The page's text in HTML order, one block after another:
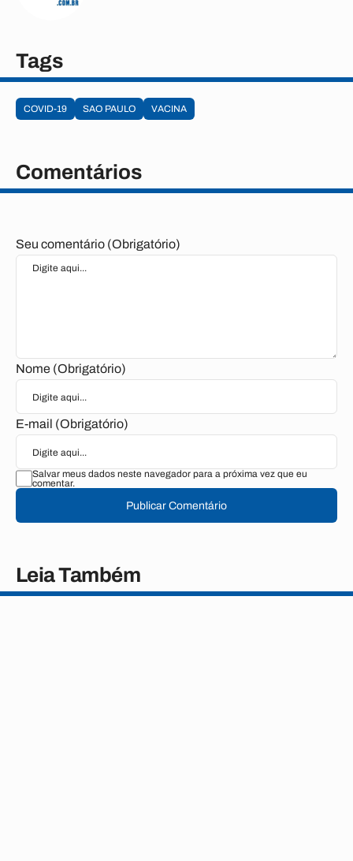
Tags
COVID-19 SAO PAULO VACINA
Comentários
Seu comentário (Obrigatório)
Nome (Obrigatório)
E-mail (Obrigatório)
Salvar meus dados neste navegador para a próxima vez que eu
comentar.
Publicar Comentário
Leia Também